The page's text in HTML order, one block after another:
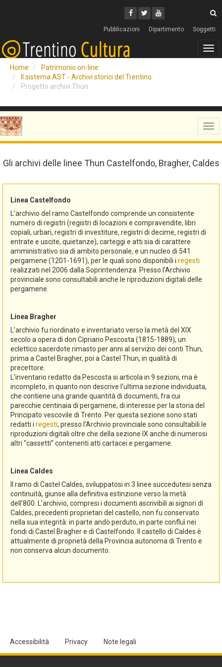
Facebook
Twitter
Youtube
Pubblicazioni Dipartimento Soggetti
Home
Patrimonio on-line
Il sistema AST - Archivi storici del Trentino
Progetto archivi Thun
Gli archivi delle linee Thun Castelfondo, Bragher, Caldes
Linea Castelfondo
L’archivio del ramo Castelfondo comprende un consistente
numero di registri (registri di locazioni e compravendite, libri
copiali, urbari, registri di investiture, registri di decime, registri di
entrate e uscite, quietanze), carteggi e atti sia di carattere
amministrativo sia di ambito personale, e un nucleo di 541
pergamene (1201-1691), per le quali sono disponibili i regesti
realizzati nel 2006 dalla Soprintendenza. Presso l’Archivio
provinciale sono consultabili anche le riproduzioni digitali delle
pergamene.
Linea Bragher
L’archivio fu riordinato e inventariato verso la metà del XIX
secolo a opera di don Cipriano Pescosta (1815-1889), un
eclettico sacerdote rimasto per anni al servizio dei conti Thun,
prima a Castel Bragher, poi a Castel Thun, in qualità di
precettore.
L’inventario redatto da Pescosta si articola in 9 sezioni, ma è
incompleto, in quanto non descrive l’ultima sezione individuata,
che contiene una grande quantità di documenti, fra cui
parecchie centinaia di pergamene, di interesse per la storia del
Principato vescovile di Trento. Per questa sezione sono stati
redatti i regesti; presso l’Archivio provinciale sono consultabili le
riproduzioni digitali oltre che della sezione IX anche di numerosi
altri “cassetti” contenenti atti cartacei e pergamene.
Linea Caldes
Il ramo di Castel Caldes, sviluppatosi in 3 linee succedutesi senza
continuità, giunse alla definitiva estinzione verso la metà
dell’800. L’archivio, compresi i documenti ascrivibili ai signori di
Caldes, precedenti proprietari del castello, non fu conservato
nella sua integrità: in parte andò perduto, in parte confluì nei
fondi di Castel Bragher e di Castelfondo. Il castello di Caldes è
attualmente di proprietà della Provincia autonoma di Trento e
non conserva alcun documento.
Accessibilità Privacy Note legali